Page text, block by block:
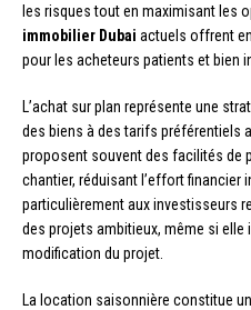
les risques tout en maximisant les
immobilier Dubai actuels offrent
pour les acheteurs patients et bien
L’achat sur plan représente une
des biens à des tarifs préférentiels
proposent souvent des facilités de
chantier, réduisant l’effort financier
particulièrement aux investisseurs
des projets ambitieux, même si elle
modification du projet.
La location saisonnière constitue